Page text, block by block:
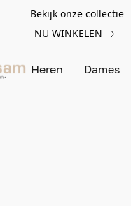
Bekijk onze collectie
NU WINKELEN
Heren Dames